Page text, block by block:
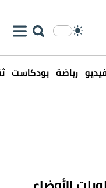
رياضة بودكاست